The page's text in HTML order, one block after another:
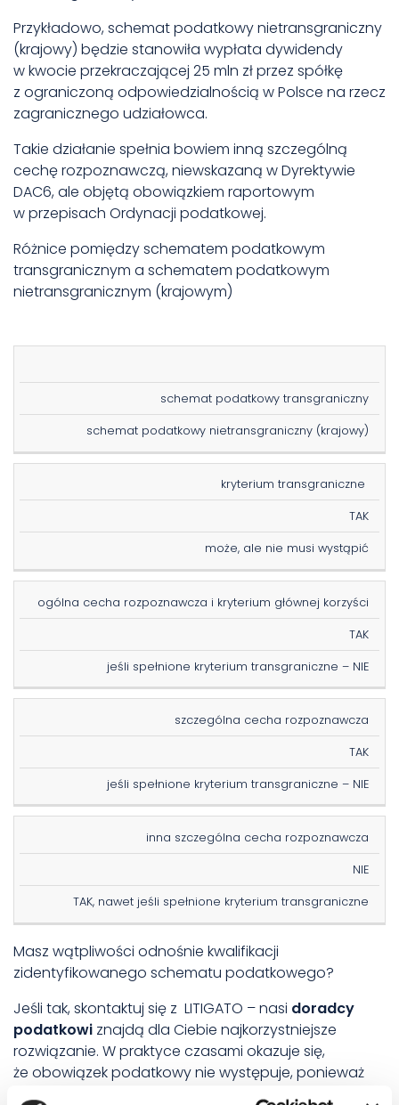
Przykładowo, schemat podatkowy nietransgraniczny
(krajowy) będzie stanowiła wypłata dywidendy
w kwocie przekraczającej 25 mln zł przez spółkę
z ograniczoną odpowiedzialnością w Polsce na rzecz
zagranicznego udziałowca.
Takie działanie spełnia bowiem inną szczególną
cechę rozpoznawczą, niewskazaną w Dyrektywie
DAC6, ale objętą obowiązkiem raportowym
w przepisach Ordynacji podatkowej.
Różnice pomiędzy schematem podatkowym
transgranicznym a schematem podatkowym
nietransgranicznym (krajowym)
schemat podatkowy transgraniczny
schemat podatkowy nietransgraniczny (krajowy)
kryterium transgraniczne
TAK
może, ale nie musi wystąpić
ogólna cecha rozpoznawcza i kryterium głównej korzyści
TAK
jeśli spełnione kryterium transgraniczne – NIE
szczególna cecha rozpoznawcza
TAK
jeśli spełnione kryterium transgraniczne – NIE
inna szczególna cecha rozpoznawcza
NIE
TAK, nawet jeśli spełnione kryterium transgraniczne
Masz wątpliwości odnośnie kwalifikacji
zidentyfikowanego schematu podatkowego?
Jeśli tak, skontaktuj się z LITIGATO – nasi doradcy
podatkowi znajdą dla Ciebie najkorzystniejsze
rozwiązanie. W praktyce czasami okazuje się,
że obowiązek podatkowy nie występuje, ponieważ
nie wszystkie przesłanki do raportowania.